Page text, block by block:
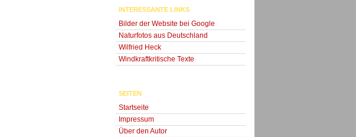
INTERESSANTE LINKS
Bilder der Website bei Google
Naturfotos aus Deutschland
Wilfried Heck
Windkraftkritische Texte
SEITEN
Startseite
Impressum
Über den Autor